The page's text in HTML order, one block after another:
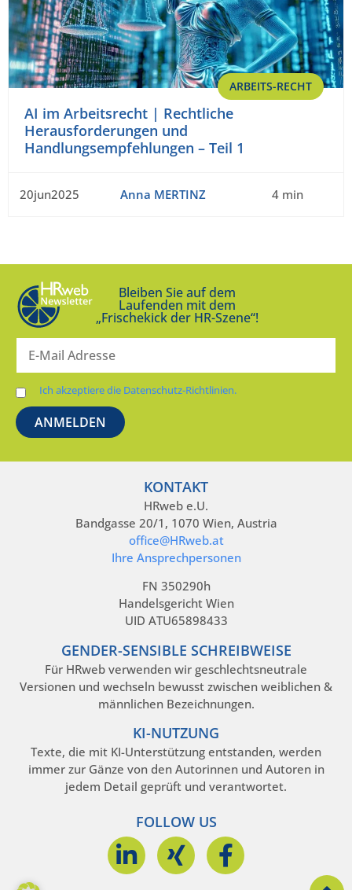
ARBEITS-RECHT
AI im Arbeitsrecht | Rechtliche
Herausforderungen und
Handlungsempfehlungen – Teil 1
20jun2025 Anna MERTINZ 4 min
Bleiben Sie auf dem
Laufenden mit dem
„Frischekick der HR-Szene“!
Ich akzeptiere die Datenschutz-Richtlinien.
KONTAKT
HRweb e.U.
Bandgasse 20/1, 1070 Wien, Austria
office@HRweb.at
Ihre Ansprechpersonen
FN 350290h
Handelsgericht Wien
UID ATU65898433
GENDER-SENSIBLE SCHREIBWEISE
Für HRweb verwenden wir geschlechtsneutrale
Versionen und wechseln bewusst zwischen weiblichen &
männlichen Bezeichnungen.
KI-NUTZUNG
Texte, die mit KI-Unterstützung entstanden, werden
immer zur Gänze von den Autorinnen und Autoren in
jedem Detail geprüft und verantwortet.
FOLLOW US